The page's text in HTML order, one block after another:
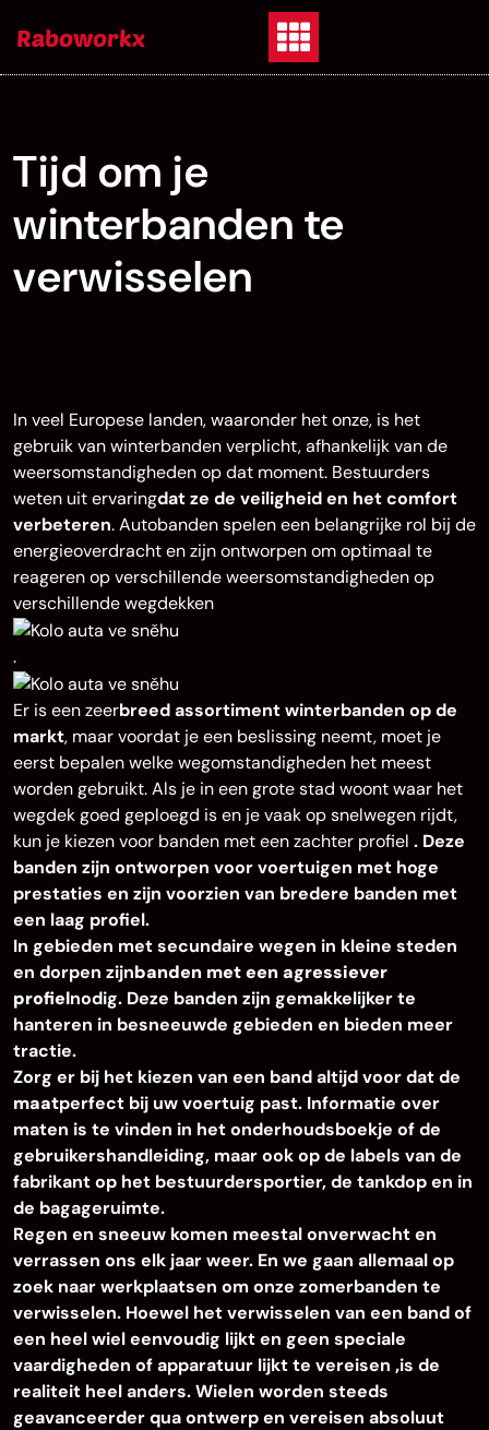
Raboworkx
Tijd om je
winterbanden te
verwisselen
In veel Europese landen, waaronder het onze, is het
gebruik van winterbanden verplicht, afhankelijk van de
weersomstandigheden op dat moment. Bestuurders
weten uit ervaringdat ze de veiligheid en het comfort
verbeteren. Autobanden spelen een belangrijke rol bij de
energieoverdracht en zijn ontworpen om optimaal te
reageren op verschillende weersomstandigheden op
verschillende wegdekken
.
Er is een zeerbreed assortiment winterbanden op de
markt, maar voordat je een beslissing neemt, moet je
eerst bepalen welke wegomstandigheden het meest
worden gebruikt. Als je in een grote stad woont waar het
wegdek goed geploegd is en je vaak op snelwegen rijdt,
kun je kiezen voor banden met een zachter profiel . Deze
banden zijn ontworpen voor voertuigen met hoge
prestaties en zijn voorzien van bredere banden met
een laag profiel.
In gebieden met secundaire wegen in kleine steden
en dorpen zijnbanden met een agressiever
profielnodig. Deze banden zijn gemakkelijker te
hanteren in besneeuwde gebieden en bieden meer
tractie.
Zorg er bij het kiezen van een band altijd voor dat de
maatperfect bij uw voertuig past. Informatie over
maten is te vinden in het onderhoudsboekje of de
gebruikershandleiding, maar ook op de labels van de
fabrikant op het bestuurdersportier, de tankdop en in
de bagageruimte.
Regen en sneeuw komen meestal onverwacht en
verrassen ons elk jaar weer. En we gaan allemaal op
zoek naar werkplaatsen om onze zomerbanden te
verwisselen. Hoewel het verwisselen van een band of
een heel wiel eenvoudig lijkt en geen speciale
vaardigheden of apparatuur lijkt te vereisen ,is de
realiteit heel anders. Wielen worden steeds
geavanceerder qua ontwerp en vereisen absoluut